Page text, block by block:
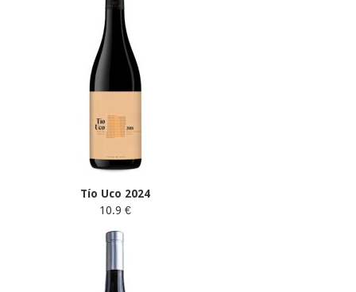
Tío Uco 2024
10.9 €